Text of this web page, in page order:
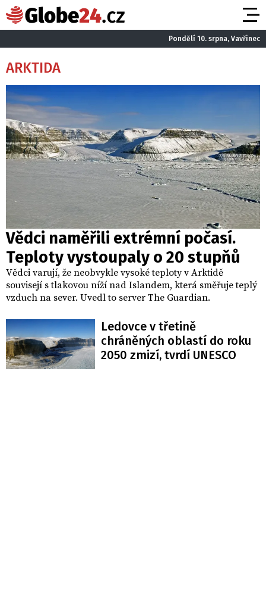
Pondělí 10. srpna, Vavřinec
ARKTIDA
Vědci naměřili extrémní počasí.
Teploty vystoupaly o 20 stupňů
Vědci varují, že neobvykle vysoké teploty v Arktidě
souvisejí s tlakovou níží nad Islandem, která směřuje teplý
vzduch na sever. Uvedl to server The Guardian.
Ledovce v třetině
chráněných oblastí do roku
2050 zmizí, tvrdí UNESCO